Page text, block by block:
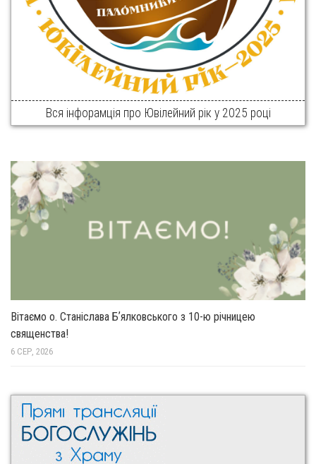
Вся інфорамція про Ювілейний рік у 2025 році
Вітаємо о. Станіслава Бʼялковського з 10-ю річницею
священства!
6 СЕР, 2026